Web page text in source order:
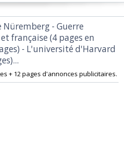
- Guerre
française (4 pages en
- L'université d'Harvard
+ 12 pages d'annonces publicitaires.‎